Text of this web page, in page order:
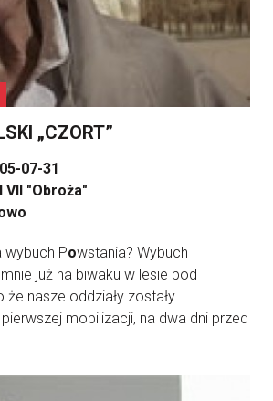
„CZORT”
07-31
VII "Obroża"
wybuch Powstania? Wybuch
już na biwaku w lesie pod
że nasze oddziały zostały
mobilizacji, na dwa dni przed